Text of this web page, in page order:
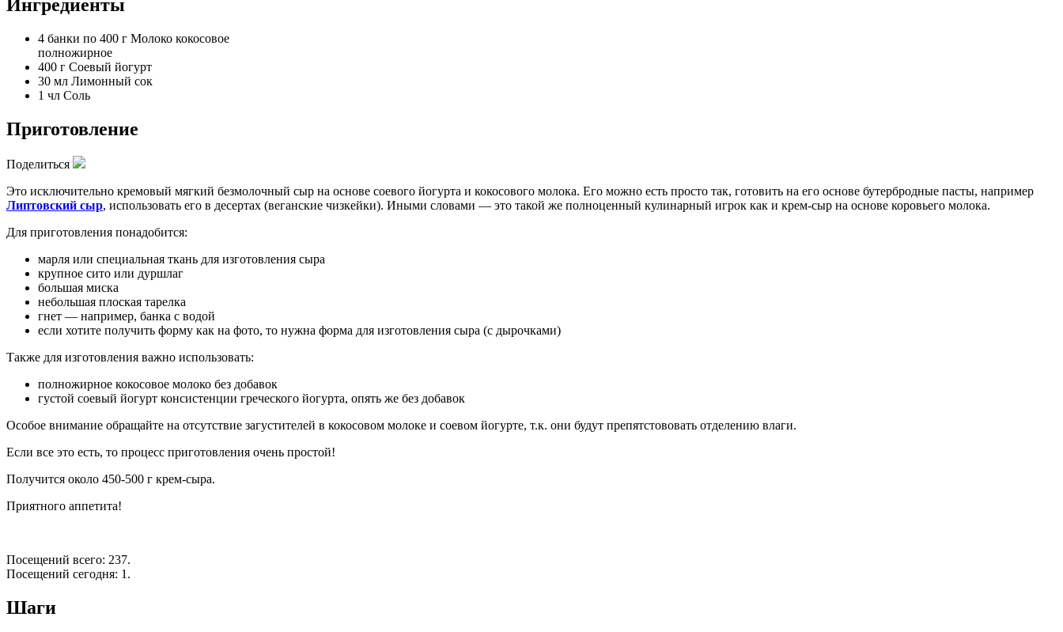
Ингредиенты
4 банки по 400 г Молоко кокосовое
полножирное
400 г Соевый йогурт
30 мл Лимонный сок
1 чл Соль
Приготовление
Поделиться
Это исключительно кремовый мягкий безмолочный сыр на основе соевого йогурта и кокосового молока. Его можно есть просто так, готовить на его основе бутербродные пасты, например
Липтовский сыр, использовать его в десертах (веганские чизкейки). Иными словами — это такой же полноценный кулинарный игрок как и крем-сыр на основе коровьего молока.
Для приготовления понадобится:
марля или специальная ткань для изготовления сыра
крупное сито или дуршлаг
большая миска
небольшая плоская тарелка
гнет — например, банка с водой
если хотите получить форму как на фото, то нужна форма для изготовления сыра (с дырочками)
Также для изготовления важно использовать:
полножирное кокосовое молоко без добавок
густой соевый йогурт консистенции греческого йогурта, опять же без добавок
Особое внимание обращайте на отсутствие загустителей в кокосовом молоке и соевом йогурте, т.к. они будут препятстововать отделению влаги.
Если все это есть, то процесс приготовления очень простой!
Получится около 450-500 г крем-сыра.
Приятного аппетита!
Посещений всего: 237.
Посещений сегодня: 1.
Шаги